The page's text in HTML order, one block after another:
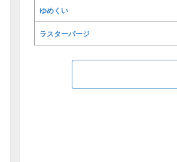
ゆめくい
ラスターパージ